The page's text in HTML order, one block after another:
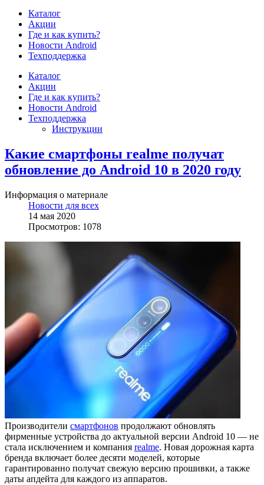
Каталог
Акции
Где и как купить?
Новости Android
Техподдержка
Каталог
Акции
Где и как купить?
Новости Android
Техподдержка
Инструкции
Какие смартфоны realme получат
обновление до Android 10 в 2020 году
Информация о материале
Новости для всех
14 мая 2020
Просмотров: 1078
Производители смартфонов продолжают обновлять
фирменные устройства до актуальной версии Android 10 — не
стала исключением и компания realme. Новая дорожная карта
бренда включает более десяти моделей, которые
гарантированно получат свежую версию прошивки, а также
даты апдейта для каждого из аппаратов.